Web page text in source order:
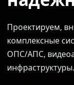
Проектируем,
комплексные
ОПС/АПС,
инфраструктуры.